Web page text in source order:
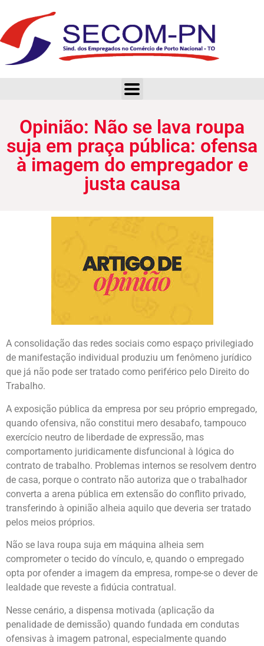
Opinião: Não se lava roupa
suja em praça pública: ofensa
à imagem do empregador e
justa causa
A consolidação das redes sociais como espaço privilegiado
de manifestação individual produziu um fenômeno jurídico
que já não pode ser tratado como periférico pelo Direito do
Trabalho.
A exposição pública da empresa por seu próprio empregado,
quando ofensiva, não constitui mero desabafo, tampouco
exercício neutro de liberdade de expressão, mas
comportamento juridicamente disfuncional à lógica do
contrato de trabalho. Problemas internos se resolvem dentro
de casa, porque o contrato não autoriza que o trabalhador
converta a arena pública em extensão do conflito privado,
transferindo à opinião alheia aquilo que deveria ser tratado
pelos meios próprios.
Não se lava roupa suja em máquina alheia sem
comprometer o tecido do vínculo, e, quando o empregado
opta por ofender a imagem da empresa, rompe-se o dever de
lealdade que reveste a fidúcia contratual.
Nesse cenário, a dispensa motivada (aplicação da
penalidade de demissão) quando fundada em condutas
ofensivas à imagem patronal, especialmente quando